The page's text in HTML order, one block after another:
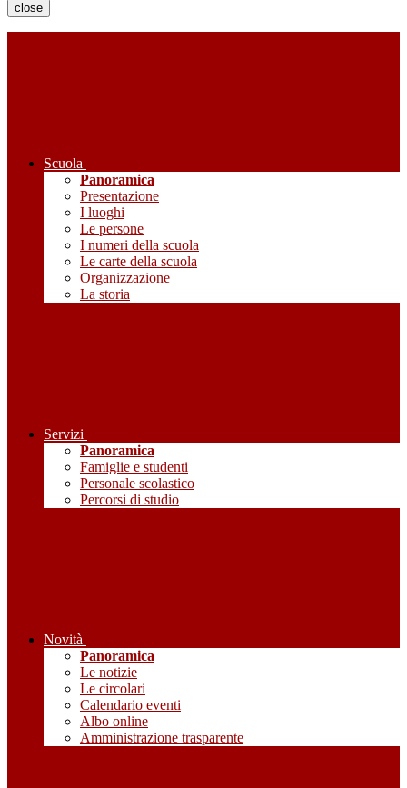
close
Scuola
Panoramica
Presentazione
I luoghi
Le persone
I numeri della scuola
Le carte della scuola
Organizzazione
La storia
Servizi
Panoramica
Famiglie e studenti
Personale scolastico
Percorsi di studio
Novità
Panoramica
Le notizie
Le circolari
Calendario eventi
Albo online
Amministrazione trasparente